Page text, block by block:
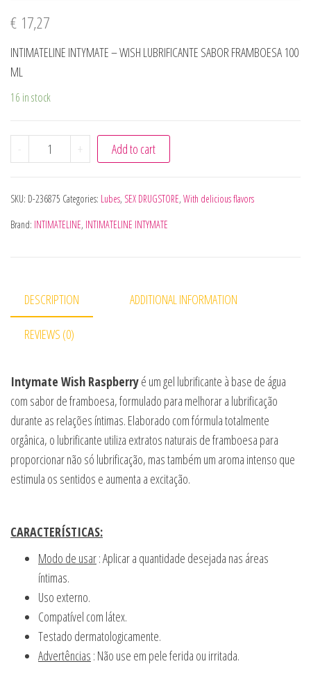
€ 17,27
INTIMATELINE INTYMATE – WISH LUBRIFICANTE SABOR FRAMBOESA 100
ML
16 in stock
- INTIMATELINE INTYMATE - WISH LUBRIFICANTE
+ Add to cart
SKU: D-236875 Categories: Lubes, SEX DRUGSTORE, With delicious flavors
Brand: INTIMATELINE, INTIMATELINE INTYMATE
DESCRIPTION ADDITIONAL INFORMATION
REVIEWS (0)
Intymate Wish Raspberryé um gel lubrificante à base de água
com sabor de framboesa, formulado para melhorar a lubrificação
durante as relações íntimas. Elaborado com fórmula totalmente
orgânica, o lubrificante utiliza extratos naturais de framboesa para
proporcionar não só lubrificação, mas também um aroma intenso que
estimula os sentidos e aumenta a excitação.
CARACTERÍSTICAS:
Modo de usar: Aplicar a quantidade desejada nas áreas
íntimas.
Uso externo.
Compatível com látex.
Testado dermatologicamente.
Advertências : Não use em pele ferida ou irritada.